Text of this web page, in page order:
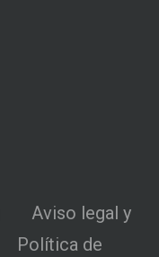
Aviso legal y
Política de